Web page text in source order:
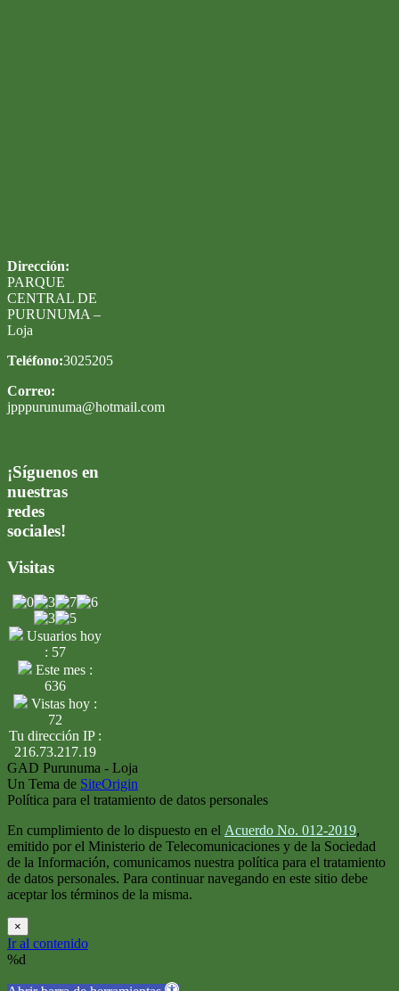
Dirección:
PARQUE
CENTRAL DE
PURUNUMA –
Loja
Teléfono:3025205
Correo:
jpppurunuma@hotmail.com
¡Síguenos en
nuestras
redes
sociales!
Visitas
Usuarios hoy
: 57
Este mes :
636
Vistas hoy :
72
Tu dirección IP :
216.73.217.19
GAD Purunuma - Loja
Un Tema de SiteOrigin
Política para el tratamiento de datos personales
En cumplimiento de lo dispuesto en el Acuerdo No. 012-2019,
emitido por el Ministerio de Telecomunicaciones y de la Sociedad
de la Información, comunicamos nuestra política para el tratamiento
de datos personales. Para continuar navegando en este sitio debe
aceptar los términos de la misma.
×
Ir al contenido
%d